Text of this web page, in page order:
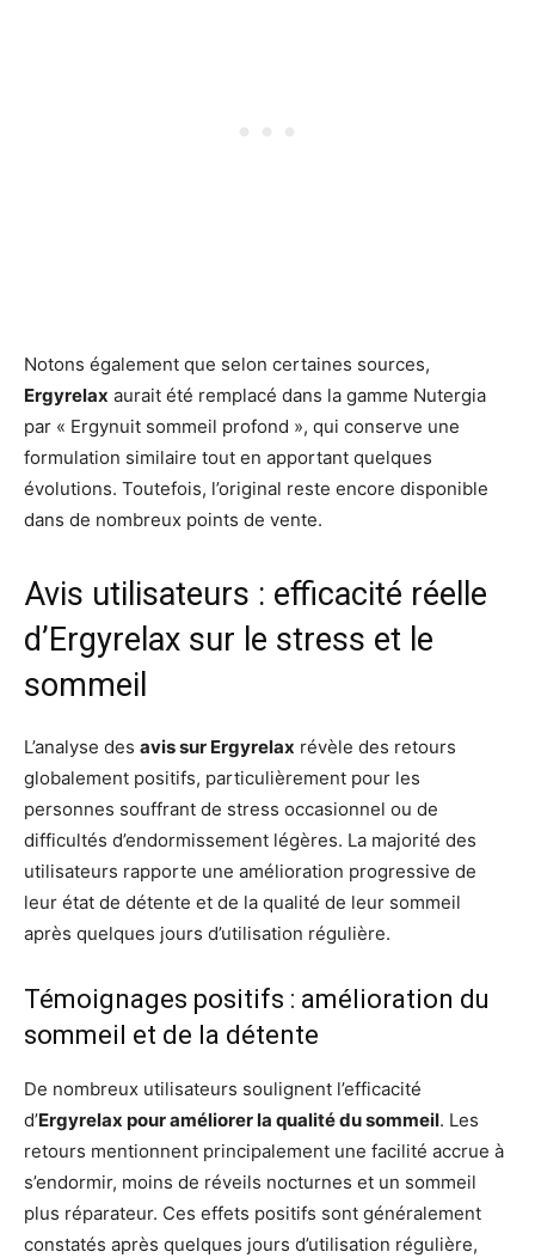
Notons également que selon certaines sources,
Ergyrelax aurait été remplacé dans la gamme Nutergia
par « Ergynuit sommeil profond », qui conserve une
formulation similaire tout en apportant quelques
évolutions. Toutefois, l’original reste encore disponible
dans de nombreux points de vente.
Avis utilisateurs : efficacité réelle
d’Ergyrelax sur le stress et le
sommeil
L’analyse des avis sur Ergyrelax révèle des retours
globalement positifs, particulièrement pour les
personnes souffrant de stress occasionnel ou de
difficultés d’endormissement légères. La majorité des
utilisateurs rapporte une amélioration progressive de
leur état de détente et de la qualité de leur sommeil
après quelques jours d’utilisation régulière.
Témoignages positifs : amélioration du
sommeil et de la détente
De nombreux utilisateurs soulignent l’efficacité
d’Ergyrelax pour améliorer la qualité du sommeil. Les
retours mentionnent principalement une facilité accrue à
s’endormir, moins de réveils nocturnes et un sommeil
plus réparateur. Ces effets positifs sont généralement
constatés après quelques jours d’utilisation régulière,